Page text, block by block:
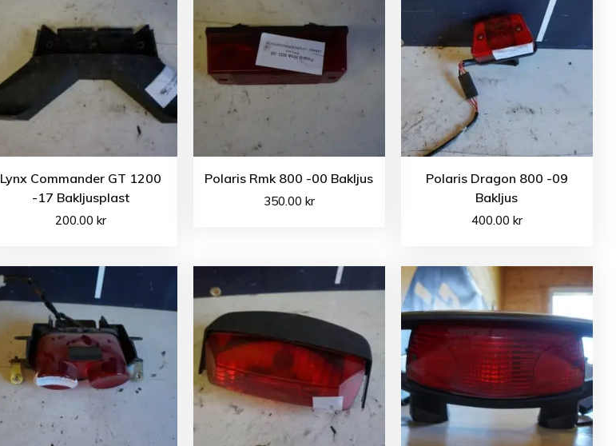
Lynx Commander GT 1200
-17 Bakljusplast
200.00kr
Polaris Rmk 800 -00 Bakljus
350.00 kr
Polaris Dragon 800 -09
Bakljus
400.00 kr